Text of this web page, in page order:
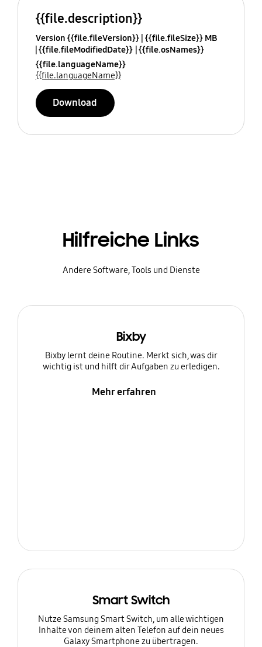
{{file.description}}
Version {{file.fileVersion}} {{file.fileSize}} MB
{{file.fileModifiedDate}} {{file.osNames}}
{{file.languageName}}
{{file.languageName}}
Download
Hilfreiche Links
Andere Software, Tools und Dienste
Bixby
Bixby lernt deine Routine. Merkt sich, was dir
wichtig ist und hilft dir Aufgaben zu erledigen.
Mehr erfahren
Smart Switch
Nutze Samsung Smart Switch, um alle wichtigen
Inhalte von deinem alten Telefon auf dein neues
Galaxy Smartphone zu übertragen.